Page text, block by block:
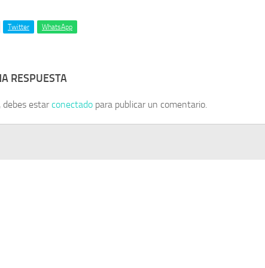
Twitter WhatsApp
RESPUESTA
debes estarconectado para publicar un comentario.